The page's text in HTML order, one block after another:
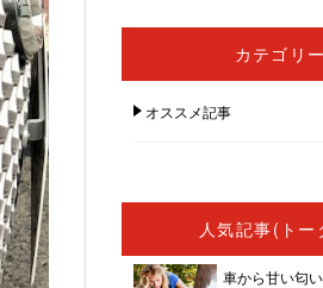
カテゴリー
オススメ記事
人気記事(トー
車から甘い匂